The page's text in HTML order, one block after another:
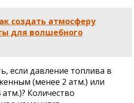
создать атмосферу
для волшебного
если давление топлива в
(менее 2 атм.) или
Количество